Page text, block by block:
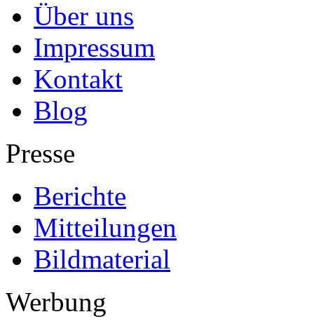
Über uns
Impressum
Kontakt
Blog
Presse
Berichte
Mitteilungen
Bildmaterial
Werbung